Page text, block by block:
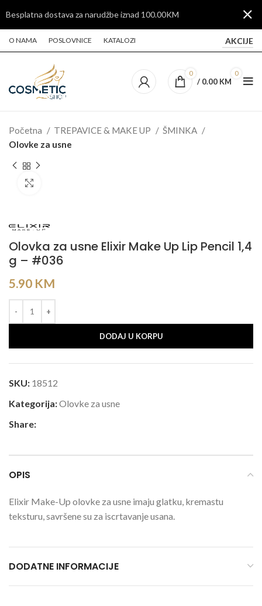
O NAMA POSLOVNICE KATALOZI AKCIJE
0 0
/ 0.00 KM
Početna TREPAVICE & MAKE UP
ŠMINKA
Olovke za usne
Olovka za usne Elixir Make Up Lip Pencil 1,4
g – #036
5.90 KM
DODAJ U KORPU
SKU: 18512
Kategorija:Olovke za usne
Share:
OPIS
Elixir Make-Up olovke za usne imaju glatku, kremastu
teksturu, savršene su za iscrtavanje usana.
DODATNE INFORMACIJE
Besplatna dostava za narudžbe iznad 100.00KM